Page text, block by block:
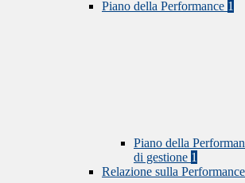
Piano della Performance 1
Piano della
di gestione 1
Relazione sulla Performance